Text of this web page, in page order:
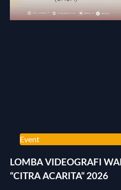
Event
LOMBA VIDEOGRAFI
“CITRA ACARITA” 2026